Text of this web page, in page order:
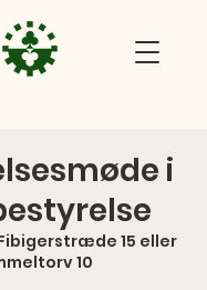
i
15 eller
10